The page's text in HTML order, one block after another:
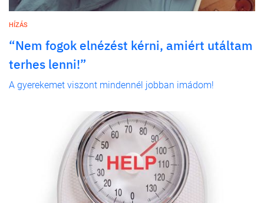
HÍZÁS
“Nem fogok elnézést kérni, amiért utáltam
terhes lenni!”
A gyerekemet viszont mindennél jobban imádom!